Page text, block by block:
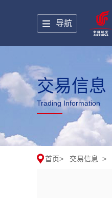
导航
交易信息
Trading Information
首页> 交易信息 >